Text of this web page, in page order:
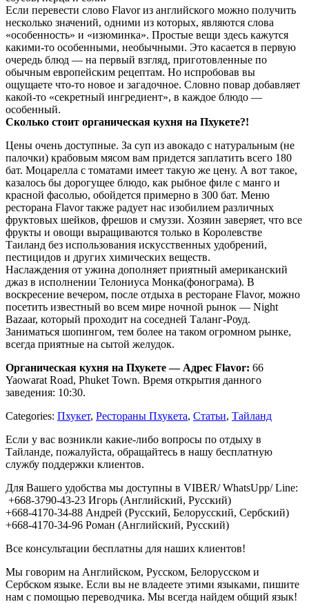
Если перевести слово Flavor из английского можно получить
несколько значений, одними из которых, являются слова
«особенность» и «изюминка». Простые вещи здесь кажутся
какими-то особенными, необычными. Это касается в первую
очередь блюд — на первый взгляд, приготовленные по
обычным европейским рецептам. Но испробовав вы
ощущаете что-то новое и загадочное. Словно повар добавляет
какой-то «секретный ингредиент», в каждое блюдо —
особенный.
Сколько стоит органическая кухня на Пхукете?!
Цены очень доступные. За суп из авокадо с натуральным (не
палочки) крабовым мясом вам придется заплатить всего 180
бат. Моцарелла с томатами имеет такую же цену. А вот такое,
казалось бы дорогущее блюдо, как рыбное филе с манго и
красной фасолью, обойдется примерно в 300 бат. Меню
ресторана Flavor также радует нас изобилием различных
фруктовых шейков, фрешов и смуззи. Хозяин заверяет, что все
фрукты и овощи выращиваются только в Королевстве
Таиланд без использования искусственных удобрений,
пестицидов и других химических веществ.
Наслаждения от ужина дополняет приятный американский
джаз в исполнении Телониуса Монка(фонограма). В
воскресение вечером, после отдыха в ресторане Flavor, можно
посетить известный во всем мире ночной рынок — Night
Bazaar, который проходит на соседней Таланг-Роуд.
Заниматься шопингом, тем более на таком огромном рынке,
всегда приятные на сытой желудок.
Органическая кухня на Пхукете — Адрес Flavor: 66
Yaowarat Road, Phuket Town. Время открытия данного
заведения: 10:30.
Categories: Пхукет, Рестораны Пхукета, Статьи, Тайланд
Если у вас возникли какие-либо вопросы по отдыху в
Тайланде, пожалуйста, обращайтесь в нашу бесплатную
службу поддержки клиентов.
Для Вашего удобства мы доступны в VIBER/ WhatsUpp/ Line:
+668-3790-43-23 Игорь (Английский, Русский)
+668-4170-34-88 Андрей (Русский, Белорусский, Сербский)
+668-4170-34-96 Роман (Английский, Русский)
Все консультации бесплатны для наших клиентов!
Мы говорим на Английском, Русском, Белорусском и
Сербском языке. Если вы не владеете этими языками, пишите
нам с помощью переводчика. Мы всегда найдем общий язык!